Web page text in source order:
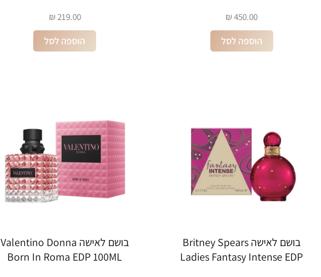
450.00
₪
הוספה לסל
219.00
₪
הוספה לסל
בושם לאישה Britney Spears
Ladies Fantasy Intense EDP
בושם לאישה Valentino Donna
Born In Roma EDP 100ML